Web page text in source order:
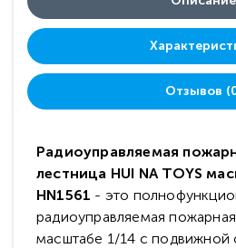
Отзывов
Радиоуправляемая
лестница HUI NA TOYS
HN1561 - это
радиоуправляемая
масштабе 1/14 с подвижной